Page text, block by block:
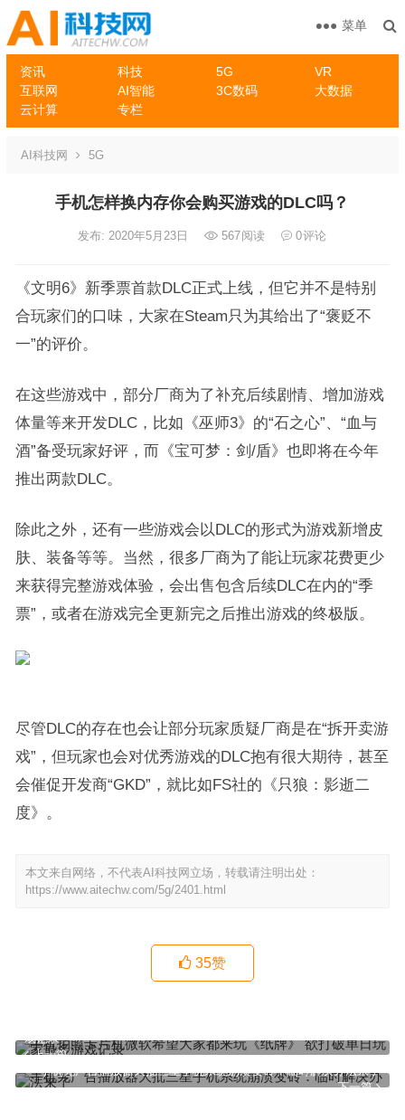
资讯 科技 5G
VR
互联网
AI智能 3C数码
大数据
云计算
专栏
菜单
AI科技网 5G
手机怎样换内存你会购买游戏的DLC吗？
发布: 2020年5月23日 567阅读 0评论
《文明6》新季票首款DLC正式上线，但它并不是特别
合玩家们的口味，大家在Steam只为其给出了“褒贬不
一”的评价。
在这些游戏中，部分厂商为了补充后续剧情、增加游戏
体量等来开发DLC，比如《巫师3》的“石之心”、“血与
酒”备受玩家好评，而《宝可梦：剑/盾》也即将在今年
推出两款DLC。
除此之外，还有一些游戏会以DLC的形式为游戏新增皮
肤、装备等等。当然，很多厂商为了能让玩家花费更少
来获得完整游戏体验，会出售包含后续DLC在内的“季
票”，或者在游戏完全更新完之后推出游戏的终极版。
尽管DLC的存在也会让部分玩家质疑厂商是在“拆开卖游
戏”，但玩家也会对优秀游戏的DLC抱有很大期待，甚至
会催促开发商“GKD”，就比如FS社的《只狼：影逝二
度》。
本文来自网络，不代表AI科技网立场，转载请注明出处：
https://www.aitechw.com/5g/2401.html
35赞
上一篇
戏记录
下一篇
手机无广告播放器大批三星手机系统崩溃变砖：临时解决办法来了